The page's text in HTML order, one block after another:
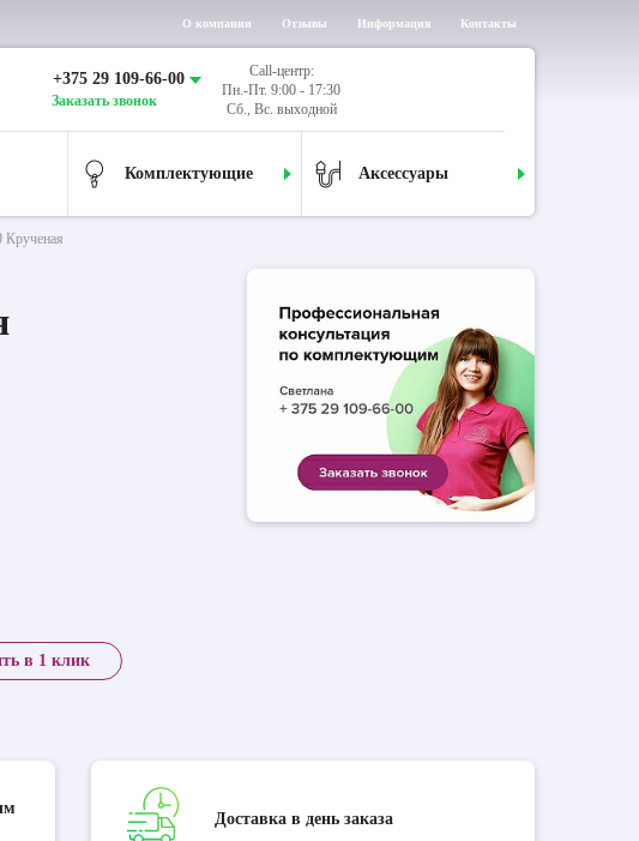
О компании Отзывы Информация Контакты
+375 29 109-66-00
Заказать звонок
Call-центр:
Пн.-Пт. 9:00 - 17:30
Сб., Вс. выходной
Комплектующие Аксессуары
Крученая
в 1 клик
Доставка в день заказа